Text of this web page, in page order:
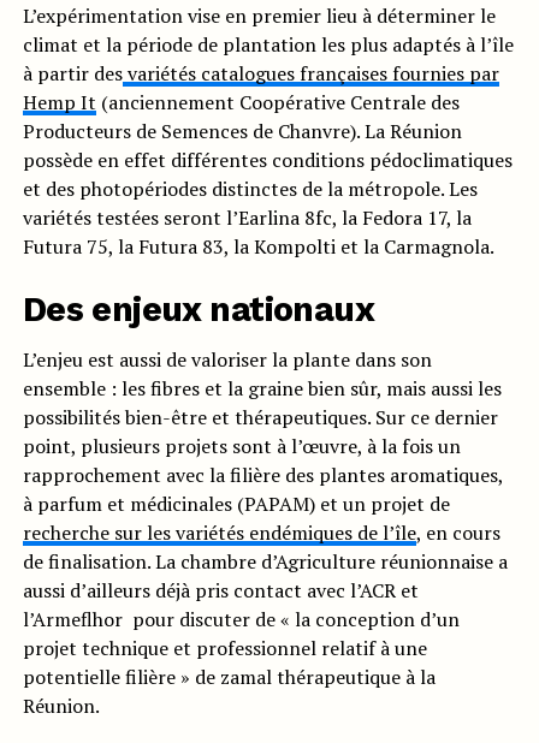
L’expérimentation vise en premier lieu à déterminer le
climat et la période de plantation les plus adaptés à l’île
à partir desvariétés catalogues françaises fournies par
Hemp It (anciennement Coopérative Centrale des
Producteurs de Semences de Chanvre). La Réunion
possède en effet différentes conditions pédoclimatiques
et des photopériodes distinctes de la métropole. Les
variétés testées seront l’Earlina 8fc, la Fedora 17, la
Futura 75, la Futura 83, la Kompolti et la Carmagnola.
Des enjeux nationaux
L’enjeu est aussi de valoriser la plante dans son
ensemble : les fibres et la graine bien sûr, mais aussi les
possibilités bien-être et thérapeutiques. Sur ce dernier
point, plusieurs projets sont à l’œuvre, à la fois un
rapprochement avec la filière des plantes aromatiques,
à parfum et médicinales (PAPAM) et un projet de
recherche sur les variétés endémiques de l’île, en cours
de finalisation. La chambre d’Agriculture réunionnaise a
aussi d’ailleurs déjà pris contact avec l’ACR et
l’Armeflhor pour discuter de « la conception d’un
projet technique et professionnel relatif à une
potentielle filière » de zamal thérapeutique à la
Réunion.